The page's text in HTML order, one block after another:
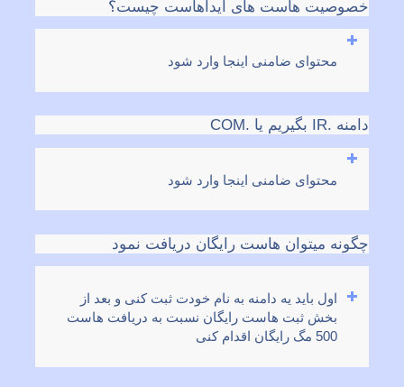
خصوصیت هاست های آیداهاست چیست؟
محتوای ضامنی اینجا وارد شود
دامنه .IR بگیریم یا .COM
محتوای ضامنی اینجا وارد شود
چگونه میتوان هاست رایگان دریافت نمود
اول باید یه دامنه به نام خودت ثبت کنی و بعد از
بخش ثبت هاست رایگان نسبت به دریافت هاست
500 مگ رایگان اقدام کنی